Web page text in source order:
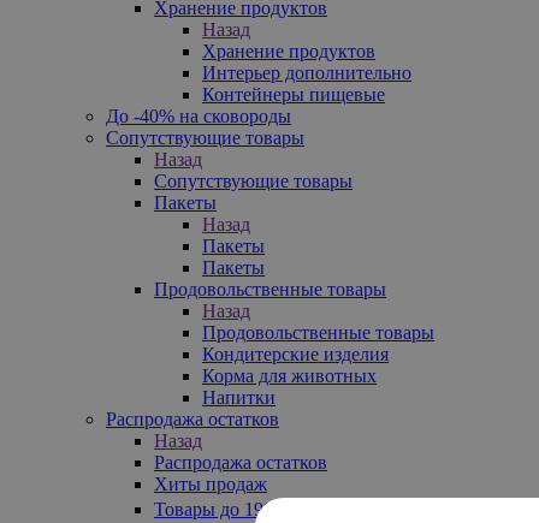
Хранение продуктов
Назад
Хранение продуктов
Интерьер дополнительно
Контейнеры пищевые
До -40% на сковороды
Сопутствующие товары
Назад
Сопутствующие товары
Пакеты
Назад
Пакеты
Пакеты
Продовольственные товары
Назад
Продовольственные товары
Кондитерские изделия
Корма для животных
Напитки
Распродажа остатков
Назад
Распродажа остатков
Хиты продаж
Товары до 199₽